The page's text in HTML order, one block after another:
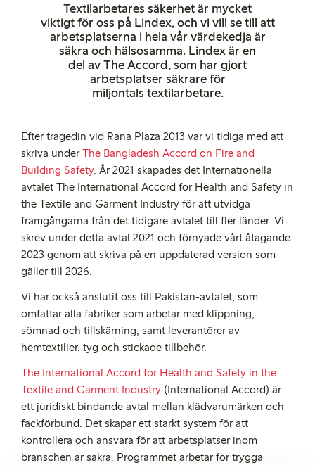
Textilarbetares säkerhet är mycket
viktigt för oss på Lindex, och vi vill se till att
arbetsplatserna i hela vår värdekedja är
säkra och hälsosamma. Lindex är en
del avTheAccord, som har gjort
arbetsplatser säkrare för
miljontals textilarbetare.
Efter tragedin vid Rana Plaza 2013 var vi tidiga med att
skriva underThe Bangladesh Accord on Fire and
Building Safety. År 2021 skapades det Internationella
avtalet The International Accord for Health and Safety in
the Textile and Garment Industry för att utvidga
framgångarna från det tidigare avtalet till fler länder. Vi
skrev under detta avtal 2021 och förnyade vårt åtagande
2023 genom att skriva på en uppdaterad version som
gäller till 2026.
Vi har också anslutit oss till Pakistan-avtalet, som
omfattar alla fabriker som arbetar med klippning,
sömnad och tillskärning, samt leverantörer av
hemtextilier, tyg och stickade tillbehör.
The International Accord for Health and Safety in the
Textile and Garment Industry (International Accord) är
ett juridiskt bindande avtal mellan klädvarumärken och
fackförbund. Det skapar ett starkt system för att
kontrollera och ansvara för att arbetsplatser inom
branschen är säkra. Programmet arbetar för trygga